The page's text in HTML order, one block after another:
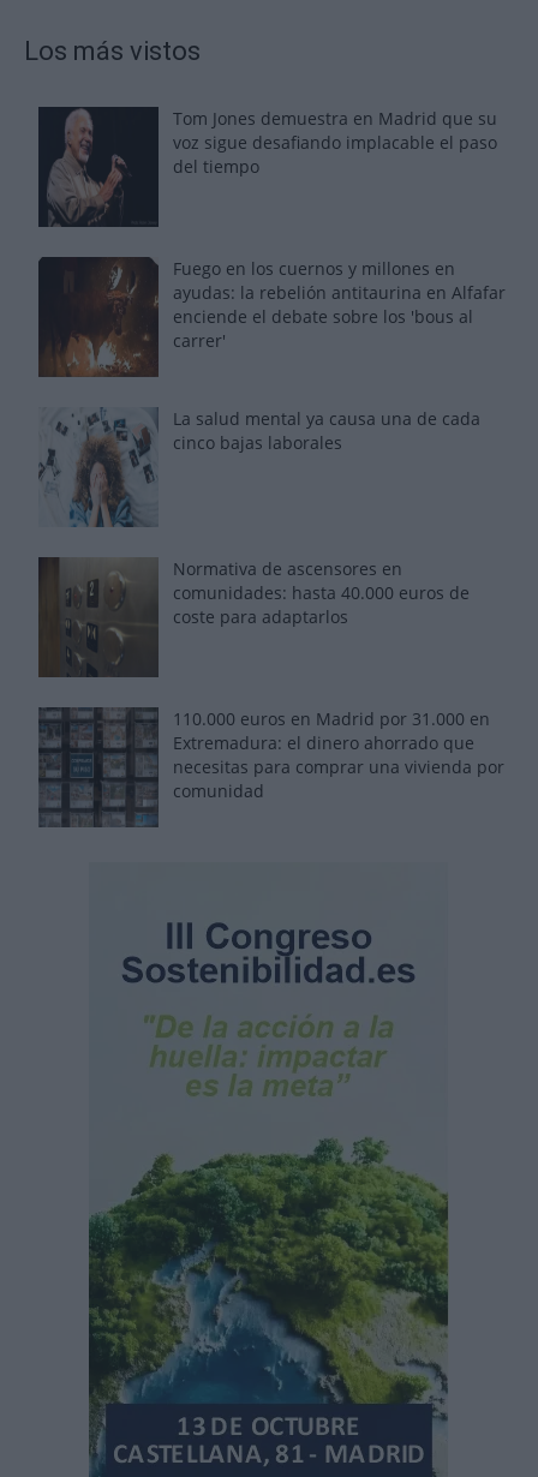
Los más vistos
Tom Jones demuestra en Madrid que su
voz sigue desafiando implacable el paso
del tiempo
Fuego en los cuernos y millones en
ayudas: la rebelión antitaurina en Alfafar
enciende el debate sobre los 'bous al
carrer'
La salud mental ya causa una de cada
cinco bajas laborales
Normativa de ascensores en
comunidades: hasta 40.000 euros de
coste para adaptarlos
110.000 euros en Madrid por 31.000 en
Extremadura: el dinero ahorrado que
necesitas para comprar una vivienda por
comunidad